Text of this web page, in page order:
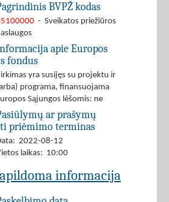
BVPŽ kodas
- Sveikatos priežiūros
apie Europos
fondus
yra susijęs su projektu ir
programa, finansuojama
Sąjungos lėšomis: ne
ar prašymų
priėmimo terminas
2022-08-12
laikas: 10:00
informacija